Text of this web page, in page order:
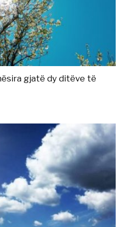
gjatë dy ditëve të